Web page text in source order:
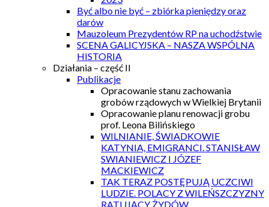
Być albo nie być – zbiórka pieniędzy oraz
darów
Mauzoleum Prezydentów RP na uchodźstwie
SCENA GALICYJSKA – NASZA WSPÓLNA
HISTORIA
Działania – część II
Publikacje
Opracowanie stanu zachowania
grobów rządowych w Wielkiej Brytanii
Opracowanie planu renowacji grobu
prof. Leona Bilińskiego
WILNIANIE, ŚWIADKOWIE
KATYNIA, EMIGRANCI. STANISŁAW
SWIANIEWICZ I JÓZEF
MACKIEWICZ
TAK TERAZ POSTĘPUJĄ UCZCIWI
LUDZIE. POLACY Z WILEŃSZCZYZNY
RATUJĄCY ŻYDÓW